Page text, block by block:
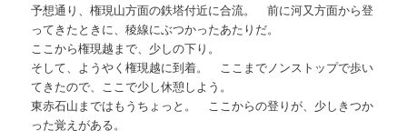
予想通り、権現山方面の鉄塔付近に合流。 前に河又方面から登
ってきたときに、稜線にぶつかったあたりだ。
ここから権現越まで、少しの下り。
そして、ようやく権現越に到着。 ここまでノンストップで歩い
てきたので、ここで少し休憩しよう。
東赤石山まではもうちょっと。 ここからの登りが、少しきつか
った覚えがある。